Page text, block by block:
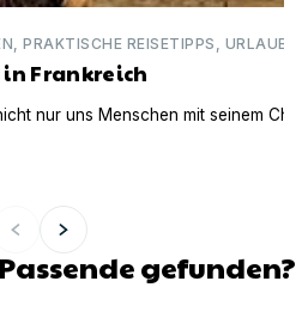
PRAKTISCHE REISETIPPS,
Frankreich
nur uns Menschen mit seinem
gefunden?